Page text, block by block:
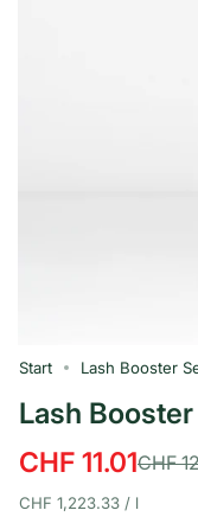
Start Lash Booster
Lash
CHF 11.01
Regulärer
Preis
CHF
Einheitspreis
CHF 1,223.33 /pro
l